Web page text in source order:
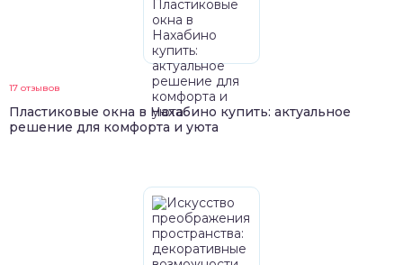
17 отзывов
Пластиковые окна в Нахабино купить: актуальное
решение для комфорта и уюта